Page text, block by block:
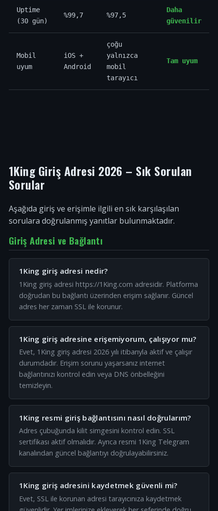
Uptime
(30 gün)
%99,7 %97,5
Daha
güvenilir
Mobil
uyum
iOS +
Android
çoğu
yalnızca
mobil
tarayıcı
Tam uyum
1King Giriş Adresi 2026 – Sık Sorulan
Sorular
Aşağıda giriş ve erişimle ilgili en sık karşılaşılan
sorulara doğrulanmış yanıtlar bulunmaktadır.
Giriş Adresi ve Bağlantı
1King giriş adresi nedir?
1King giriş adresi https://1King.com adresidir. Platforma
doğrudan bu bağlantı üzerinden erişim sağlanır. Güncel
adres her zaman SSL ile korunur.
1King giriş adresine erişemiyorum, çalışıyor mu?
Evet, 1King giriş adresi 2026 yılı itibarıyla aktif ve çalışır
durumdadır. Erişim sorunu yaşarsanız internet
bağlantınızı kontrol edin veya DNS önbelleğini
temizleyin.
1King resmi giriş bağlantısını nasıl doğrularım?
Adres çubuğunda kilit simgesini kontrol edin. SSL
sertifikası aktif olmalıdır. Ayrıca resmi 1King Telegram
kanalından güncel bağlantıyı doğrulayabilirsiniz.
1King giriş adresini kaydetmek güvenli mi?
Evet, SSL ile korunan adresi tarayıcınıza kaydetmek